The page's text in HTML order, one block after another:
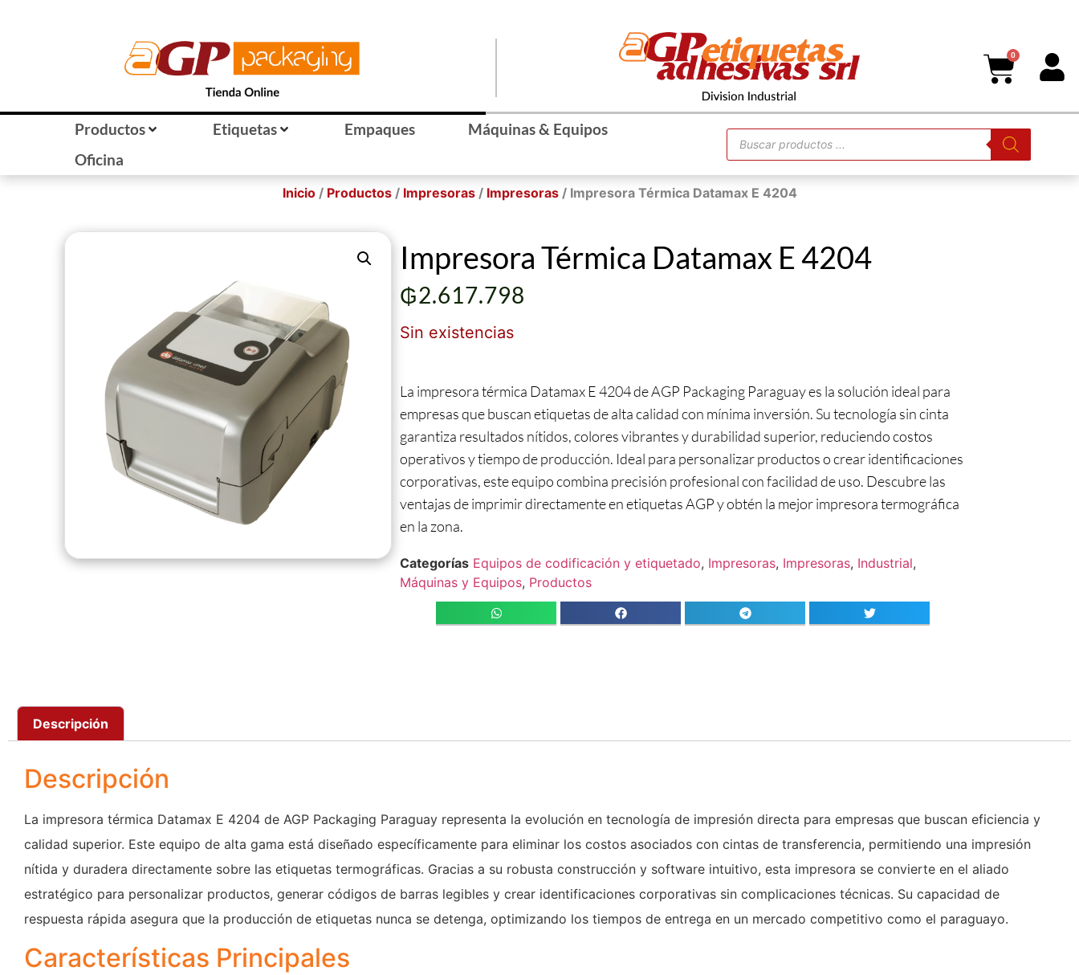
0
Productos Etiquetas Empaques
Máquinas & Equipos
Oficina
Inicio/ Productos/ Impresoras/ Impresoras/ Impresora Térmica Datamax E 4204
Impresora Térmica Datamax E 4204
₲2.617.798
Sin existencias
La impresora térmica Datamax E 4204 de AGP Packaging Paraguay es la solución ideal para
empresas que buscan etiquetas de alta calidad con mínima inversión. Su tecnología sin cinta
garantiza resultados nítidos, colores vibrantes y durabilidad superior, reduciendo costos
operativos y tiempo de producción. Ideal para personalizar productos o crear identificaciones
corporativas, este equipo combina precisión profesional con facilidad de uso. Descubre las
ventajas de imprimir directamente en etiquetas AGP y obtén la mejor impresora termográfica
en la zona.
Categorías Equipos de codificación y etiquetado, Impresoras, Impresoras, Industrial,
Máquinas y Equipos, Productos
Descripción
Descripción
La impresora térmica Datamax E 4204 de AGP Packaging Paraguay representa la evolución en tecnología de impresión directa para empresas que buscan eficiencia y
calidad superior. Este equipo de alta gama está diseñado específicamente para eliminar los costos asociados con cintas de transferencia, permitiendo una impresión
nítida y duradera directamente sobre las etiquetas termográficas. Gracias a su robusta construcción y software intuitivo, esta impresora se convierte en el aliado
estratégico para personalizar productos, generar códigos de barras legibles y crear identificaciones corporativas sin complicaciones técnicas. Su capacidad de
respuesta rápida asegura que la producción de etiquetas nunca se detenga, optimizando los tiempos de entrega en un mercado competitivo como el paraguayo.
Características Principales